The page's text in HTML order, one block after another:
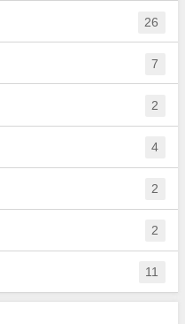
26
7
2
4
2
2
11